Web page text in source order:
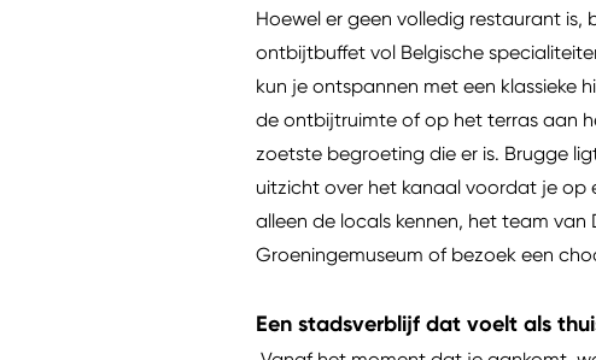
Hoewel er geen volledig restaurant is,
ontbijtbuffet vol Belgische
kun je ontspannen met een klassieke
de ontbijtruimte of op het terras aan
zoetste begroeting die er is. Brugge
uitzicht over het kanaal voordat je
alleen de locals kennen, het team
Groeningemuseum of bezoek een
Een stadsverblijf dat voelt als